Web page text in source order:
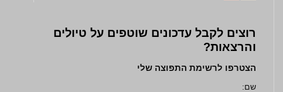
רוצים לקבל עדכונים שוטפים על טיולים
והרצאות?
הצטרפו לרשימת התפוצה שלי
שם: